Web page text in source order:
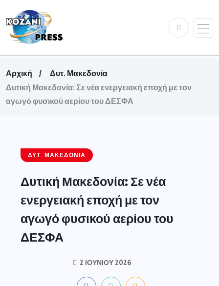
Αρχική
Δυτ. Μακεδονία
Δυτική Μακεδονία: Σε νέα ενεργειακή εποχή με τον
αγωγό φυσικού αερίου του ΔΕΣΦΑ
ΔΥΤ. ΜΑΚΕΔΟΝΊΑ
Δυτική Μακεδονία: Σε νέα
ενεργειακή εποχή με τον
αγωγό φυσικού αερίου του
ΔΕΣΦΑ
2 ΙΟΥΝΊΟΥ 2026